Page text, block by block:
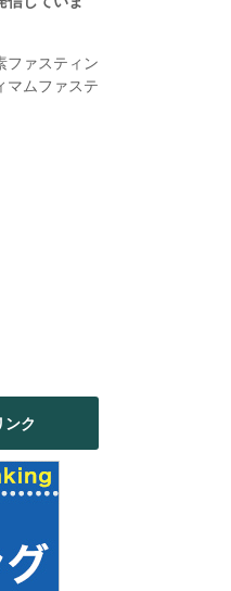
ファスティン
マムファステ
ク